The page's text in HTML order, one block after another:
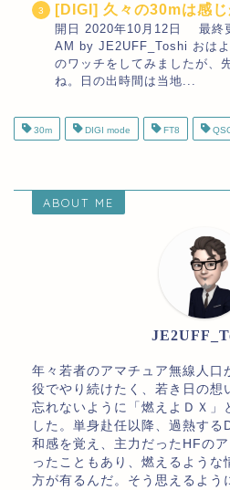
[DIGI] 久々の30mは感
開日 2020年10月12日 最終
AM by JE2UFF_Toshi おは
のワッチをしてみましたが、
ね。日の出時間は当地...
30m DIGI mode FT8
ABOUT ME
年々若者のアマチュア無線人口
役でやり続けたく、若き日の想
忘れないように「燃えよＤＸ」
した。単身赴任以降、過熱する
和感を覚え、主力だったHFの
ったこともあり、燃えるような
方が有るんだ。そう思えるよう